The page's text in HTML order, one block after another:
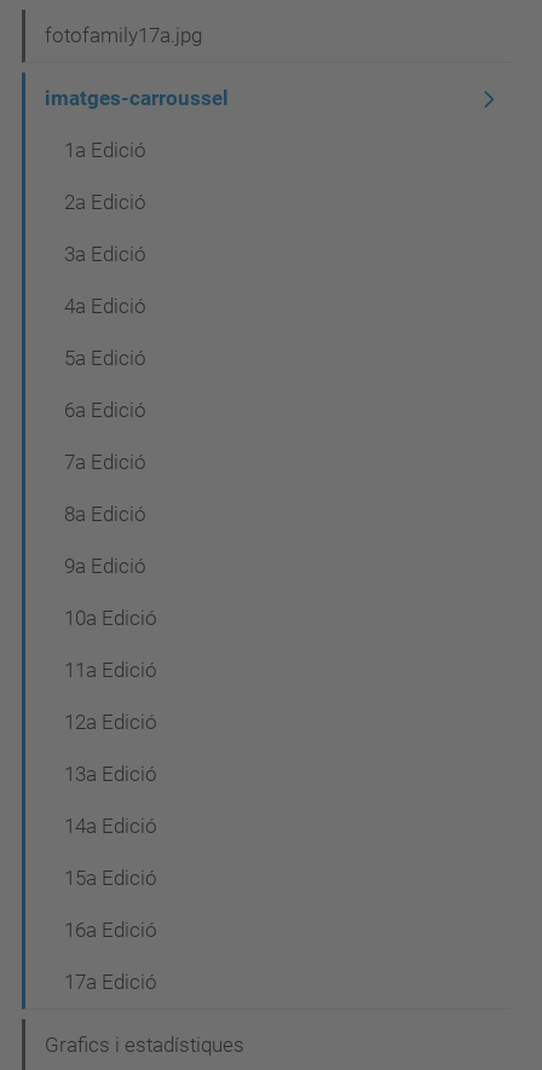
fotofamily17a.jpg
imatges-carroussel
1a Edició
2a Edició
3a Edició
4a Edició
5a Edició
6a Edició
7a Edició
8a Edició
9a Edició
10a Edició
11a Edició
12a Edició
13a Edició
14a Edició
15a Edició
16a Edició
17a Edició
Grafics i estadístiques